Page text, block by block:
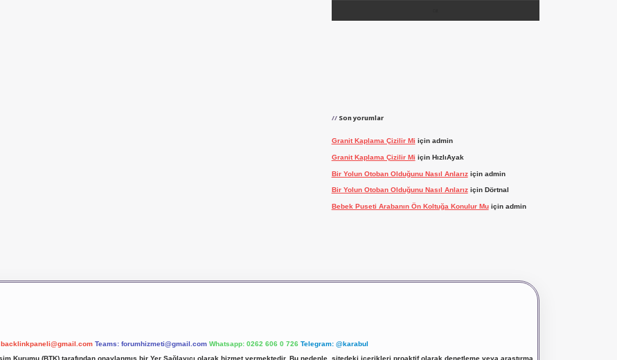
Son yorumlar
Granit Kaplama Çizilir Mi için admin
Granit Kaplama Çizilir Mi için HızlıAyak
Bir Yolun Otoban Olduğunu Nasıl Anlarıziçin admin
Bir Yolun Otoban Olduğunu Nasıl Anlarıziçin Dörtnal
Bebek Puseti Arabanın Ön Koltuğa Konulur Muiçin admin
backlinkpaneli@gmail.com Teams: forumhizmeti@gmail.com Whatsapp: 0262 606 0 726 Telegram: @karabul
Kurumu (BTK) tarafından onaylanmış bir Yer Sağlayıcı olarak hizmet vermektedir. Bu nedenle, sitedeki içerikleri proaktif olarak denetleme veya araştırma